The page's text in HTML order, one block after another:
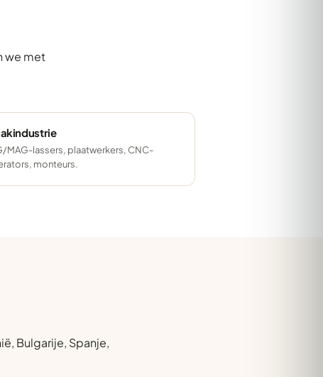
we met
MAG-lassers, plaatwerkers, CNC-
monteurs.
Bulgarije, Spanje,